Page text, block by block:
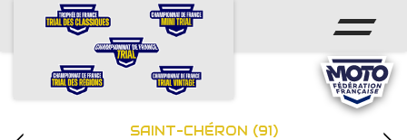
ACCUEIL
CALENDRIER
SAINT-CHÉRON (91)